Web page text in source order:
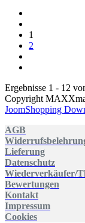
1
2
Ergebnisse 1 - 12
Copyright
JoomShopping
AGB
Lieferung
Datenschutz
Wiederverkäufer/
Bewertungen
Kontakt
Impressum
Cookies